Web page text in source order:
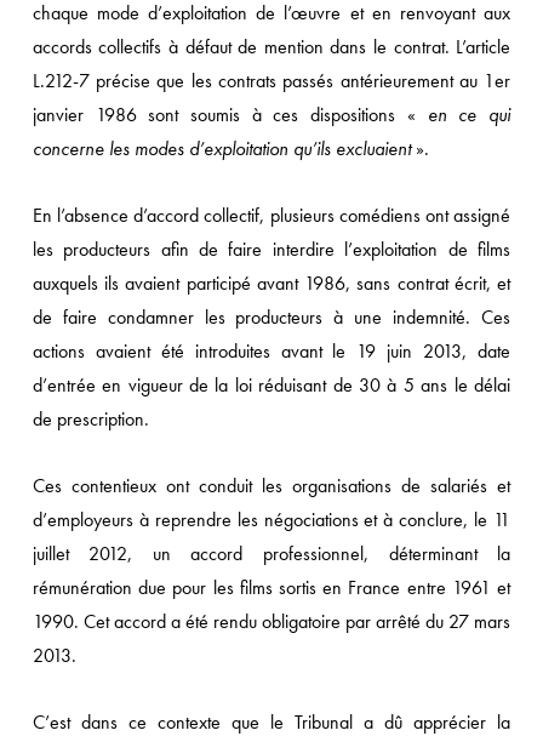
chaque mode d’exploitation de l’œuvre et en renvoyant aux
accords collectifs à défaut de mention dans le contrat. L’article
L.212-7 précise que les contrats passés antérieurement au 1er
janvier 1986 sont soumis à ces dispositions « en ce qui
concerne les modes d’exploitation qu’ils excluaient».
En l’absence d’accord collectif, plusieurs comédiens ont assigné
les producteurs afin de faire interdire l’exploitation de films
auxquels ils avaient participé avant 1986, sans contrat écrit, et
de faire condamner les producteurs à une indemnité. Ces
actions avaient été introduites avant le 19 juin 2013, date
d’entrée en vigueur de la loi réduisant de 30 à 5 ans le délai
de prescription.
Ces contentieux ont conduit les organisations de salariés et
d’employeurs à reprendre les négociations et à conclure, le 11
juillet 2012, un accord professionnel, déterminant la
rémunération due pour les films sortis en France entre 1961 et
1990. Cet accord a été rendu obligatoire par arrêté du 27 mars
2013.
C’est dans ce contexte que le Tribunal a dû apprécier la